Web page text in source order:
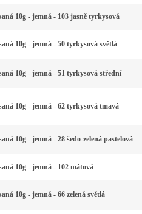
10g - jemná - 103 jasně tyrkysová
10g - jemná - 50 tyrkysová světlá
10g - jemná - 51 tyrkysová střední
10g - jemná - 62 tyrkysová tmavá
10g - jemná - 28 šedo-zelená pastelová
10g - jemná - 102 mátová
10g - jemná - 66 zelená světlá